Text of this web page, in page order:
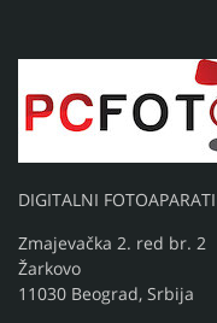
DIGITALNI
Zmajevačka 2. red br. 2
Žarkovo
11030 Beograd, Srbija